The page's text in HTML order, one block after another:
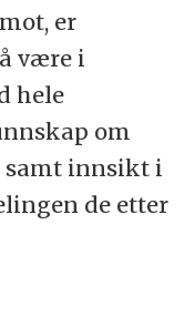
er
være i
hele
om
samt innsikt i
de etter